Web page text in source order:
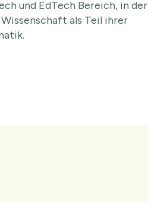
und EdTech Bereich, in der
als Teil ihrer